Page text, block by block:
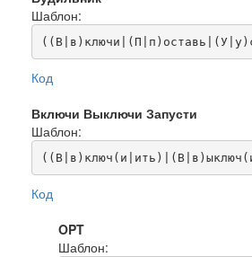
Шаблон:
Код
Включи Выключи Запусти
Шаблон:
Код
OPT
Шаблон: